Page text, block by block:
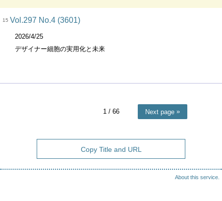
15 Vol.297 No.4 (3601)
2026/4/25
デザイナー細胞の実用化と未来
1/ 66 Next page
Copy Title and URL
About this service.